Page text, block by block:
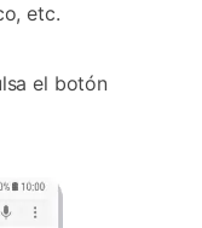
etc.
el botón